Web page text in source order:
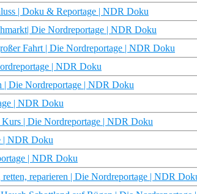
| Doku & Reportage | NDR Doku
Die Nordreportage | NDR Doku
Fahrt | Die Nordreportage | NDR Doku
| NDR Doku
| Die Nordreportage | NDR Doku
| NDR Doku
Kurs | Die Nordreportage | NDR Doku
| NDR Doku
| NDR Doku
reparieren | Die Nordreportage | NDR